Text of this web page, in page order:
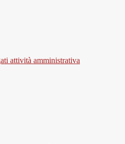
attività amministrativa